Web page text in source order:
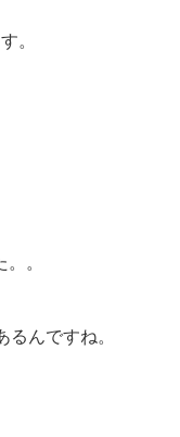
。
。
んですね。